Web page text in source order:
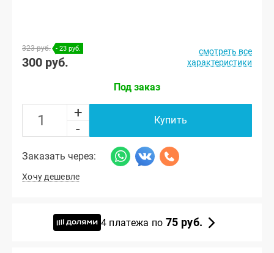
323 руб. - 23 руб.
300 руб.
смотреть все
характеристики
Под заказ
+
-
Купить
Заказать через:
Хочу дешевле
4 платежа по 75 руб.